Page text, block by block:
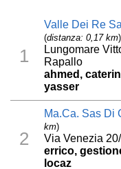
1
Valle Dei Re
(distanza: 0,17 km)
Lungomare
Rapallo
ahmed,
yasser
2
Ma.Ca. Sas Di
km)
Via Venezia
errico,
locaz